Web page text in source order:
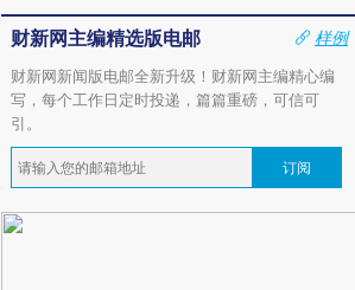
财新网主编精选版电邮
样例
财新网新闻版电邮全新升级！财新网主编精心编
写，每个工作日定时投递，篇篇重磅，可信可
引。
订阅